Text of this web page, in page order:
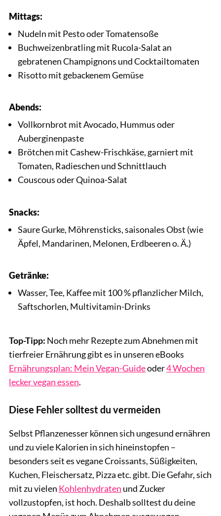
Mittags:
Nudeln mit Pesto oder Tomatensoße
Buchweizenbratling mit Rucola-Salat an
gebratenen Champignons und Cocktailtomaten
Risotto mit gebackenem Gemüse
Abends:
Vollkornbrot mit Avocado, Hummus oder
Auberginenpaste
Brötchen mit Cashew-Frischkäse, garniert mit
Tomaten, Radieschen und Schnittlauch
Couscous oder Quinoa-Salat
Snacks:
Saure Gurke, Möhrensticks, saisonales Obst (wie
Äpfel, Mandarinen, Melonen, Erdbeeren o. Ä.)
Getränke:
Wasser, Tee, Kaffee mit 100 % pflanzlicher Milch,
Saftschorlen, Multivitamin-Drinks
Top-Tipp: Noch mehr Rezepte zum Abnehmen mit
tierfreier Ernährung gibt es in unseren eBooks
Ernährungsplan: Mein Vegan-Guideoder4 Wochen
lecker vegan essen.
Diese Fehler solltest du vermeiden
Selbst Pflanzenesser können sich ungesund ernähren
und zu viele Kalorien in sich hineinstopfen –
besonders seit es vegane Croissants, Süßigkeiten,
Kuchen, Fleischersatz, Pizza etc. gibt. Die Gefahr, sich
mit zu vielen Kohlenhydraten und Zucker
vollzustopfen, ist hoch. Deshalb solltest du deine